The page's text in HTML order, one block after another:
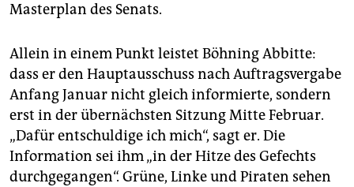
Masterplan des Senats.
Allein in einem Punkt leistet Böhning Abbitte:
dass er den Hauptausschuss nach Auftragsvergabe
Anfang Januar nicht gleich informierte, sondern
erst in der übernächsten Sitzung Mitte Februar.
„Dafür entschuldige ich mich“, sagt er. Die
Information sei ihm „in der Hitze des Gefechts
durchgegangen“. Grüne, Linke und Piraten sehen